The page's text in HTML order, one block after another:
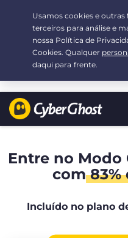
Sua escolha: a melhor oferta
Entre no Modo
com83%
Incluído no plano